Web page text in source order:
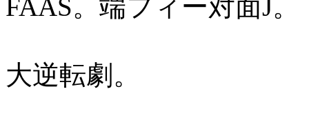
FAAS。端フィー対面J。
大逆転劇。